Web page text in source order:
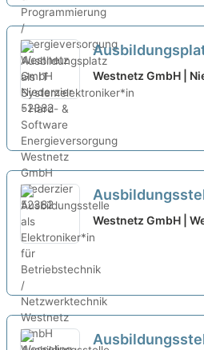
Software
Westnetz GmbH |
Elektroniker*in
/
Westnetz GmbH |